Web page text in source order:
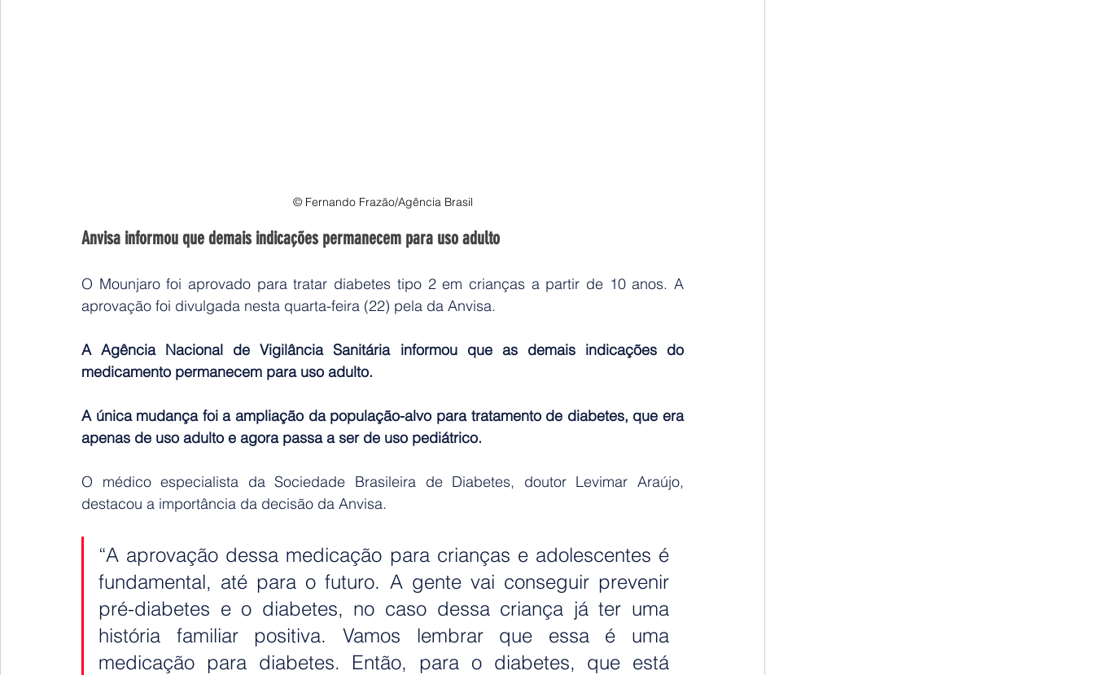
© Fernando Frazão/Agência Brasil
Anvisa informou que demais indicações permanecem para uso adulto
O Mounjaro foi aprovado para tratar diabetes tipo 2 em crianças a partir de 10 anos. A
aprovação foi divulgada nesta quarta-feira (22) pela da Anvisa.
A Agência Nacional de Vigilância Sanitária informou que as demais indicações do
medicamento permanecem para uso adulto.
A única mudança foi a ampliação da população-alvo para tratamento de diabetes, que era
apenas de uso adulto e agora passa a ser de uso pediátrico.
O médico especialista da Sociedade Brasileira de Diabetes, doutor Levimar Araújo,
destacou a importância da decisão da Anvisa.
“A aprovação dessa medicação para crianças e adolescentes é
fundamental, até para o futuro. A gente vai conseguir prevenir
pré-diabetes e o diabetes, no caso dessa criança já ter uma
história familiar positiva. Vamos lembrar que essa é uma
medicação para diabetes. Então, para o diabetes, que está